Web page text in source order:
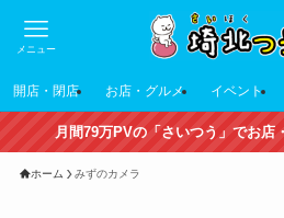
メニュー
開店・閉店 お店・グルメ イベント
月間79万PVの「さいつう」でお店
ホーム みずのカメラ